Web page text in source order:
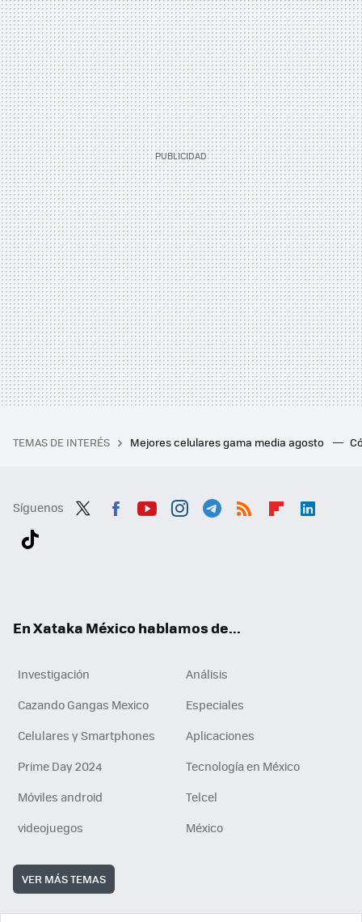
TEMAS DE INTERÉS Mejores celulares gama media agosto
Síguenos
En Xataka México hablamos de...
Investigación
Análisis
Cazando Gangas Mexico
Especiales
Celulares y Smartphones
Aplicaciones
Prime Day 2024
Tecnología en México
Móviles android
Telcel
videojuegos
México
VER MÁS TEMAS